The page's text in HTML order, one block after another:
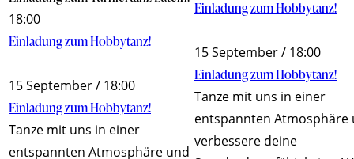
18:00
Einladung zum Hobbytanz!
15 September / 18:00
Einladung zum Hobbytanz!
Tanze mit uns in einer
entspannten Atmosphäre und
Einladung zum Hobbytanz!
15 September / 18:00
Einladung zum Hobbytanz!
Tanze mit uns in einer
entspannten Atmosphäre
verbessere deine